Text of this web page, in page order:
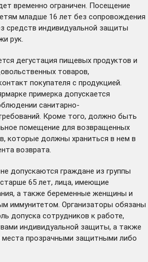
временно ограничен. Посещение
младше 16 лет без сопровождения
средств индивидуальной защиты
рук.
дегустация пищевых продуктов и
товаров,
покупателя с продукцией.
примерка допускается
санитарно-
Кроме того, должно быть
помещение для возвращенных
которые должны храниться в нем в
возврата.
допускаются граждане из группы
65 лет, лица, имеющие
а также беременные женщины и
иммунитетом. Организаторы обязаны
допуска сотрудников к работе,
индивидуальной защиты, а также
места прозрачными защитными либо